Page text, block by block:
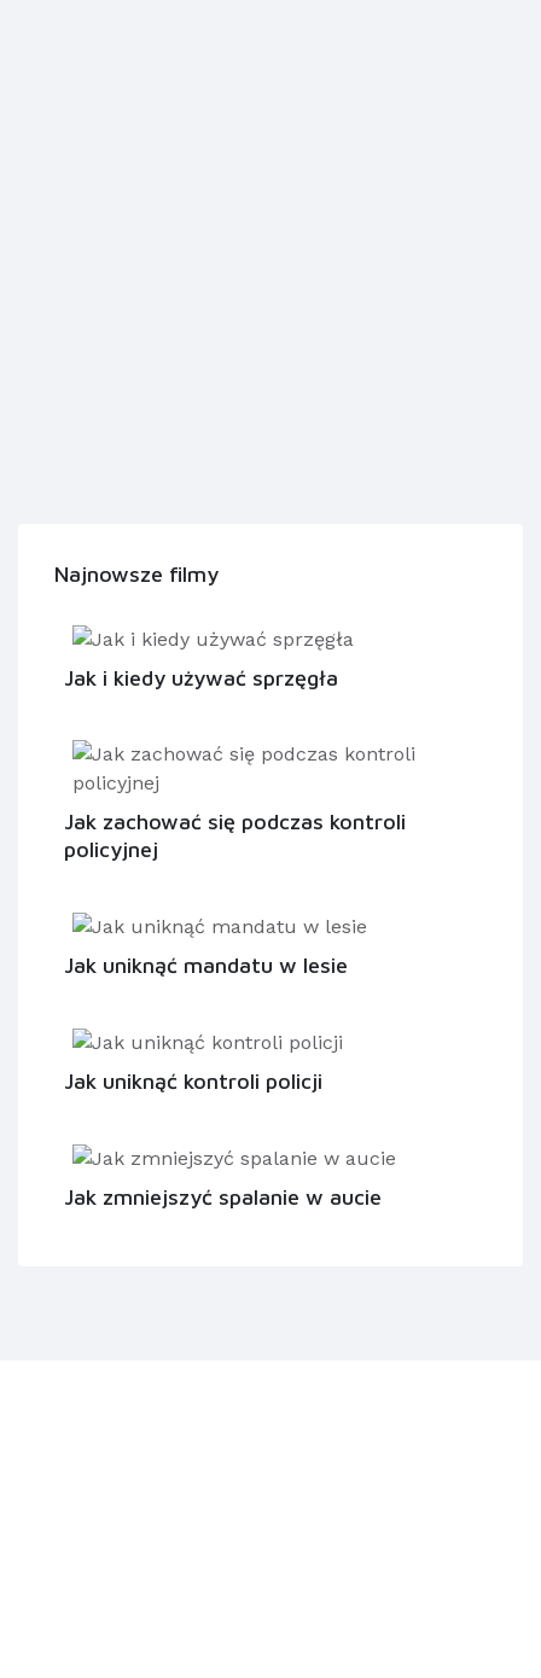
Najnowsze filmy
Jak i kiedy używać sprzęgła
Jak zachować się podczas kontroli
policyjnej
Jak uniknąć mandatu w lesie
Jak uniknąć kontroli policji
Jak zmniejszyć spalanie w aucie